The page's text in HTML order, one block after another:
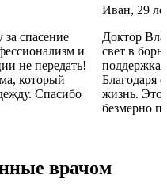
спасение
и
не передать!
который
Спасибо
Иван, 29
Доктор
свет в
поддержка
Благодаря
жизнь. Это
безмерно
врачом